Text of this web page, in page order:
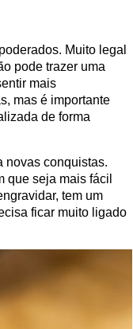
Muito legal
pode trazer uma
mais
mas é importante
de forma
novas conquistas.
que seja mais fácil
tem um
ficar muito ligado